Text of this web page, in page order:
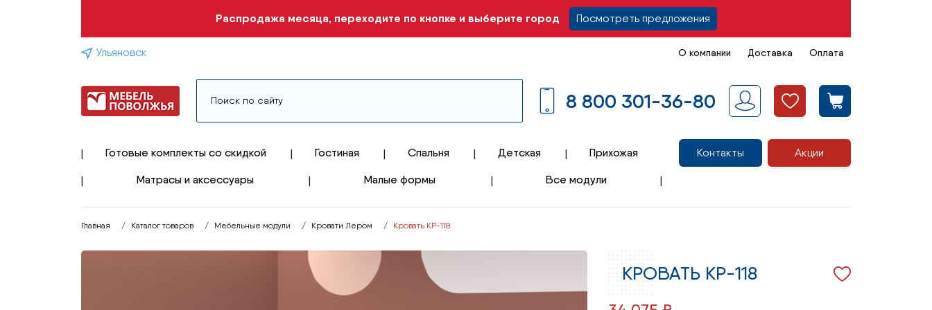
Распродажа месяца, переходите по кнопке и выберите город Посмотреть предложения
Ульяновск О компании Доставка Оплата
8 800 301-36-80
Готовые комплекты со скидкой Гостиная Спальня Детская Прихожая
Матрасы и аксессуары Малые формы Все модули
Контакты Акции
Главная Каталог товаров Мебельные модули Кровати Лером Кровать КР-118
КРОВАТЬ КР-118